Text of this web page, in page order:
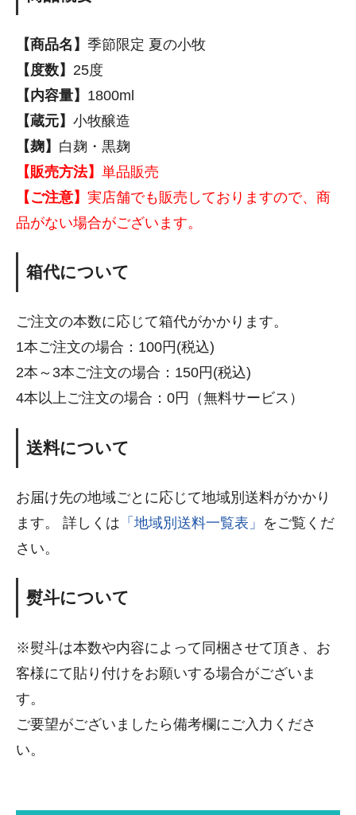
【商品名】 季節限定 夏の小牧
【度数】 25度
【内容量】 1800ml
【蔵元】 小牧醸造
【麹】 白麹・黒麹
【販売方法】 単品販売
【ご注意】 実店舗でも販売しておりますので、商
品がない場合がございます。
箱代について
ご注文の本数に応じて箱代がかかります。
1本ご注文の場合：100円(税込)
2本～3本ご注文の場合：150円(税込)
4本以上ご注文の場合：0円（無料サービス）
送料について
お届け先の地域ごとに応じて地域別送料がかかり
ます。 詳しくは 「地域別送料一覧表」 をご覧くだ
さい。
熨斗について
※熨斗は本数や内容によって同梱させて頂き、お
客様にて貼り付けをお願いする場合がございま
す。
ご要望がございましたら備考欄にご入力くださ
い。